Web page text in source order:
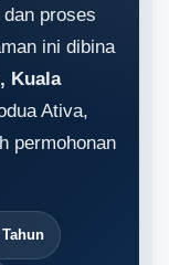
proses
ini dibina
Kuala
Ativa,
permohonan